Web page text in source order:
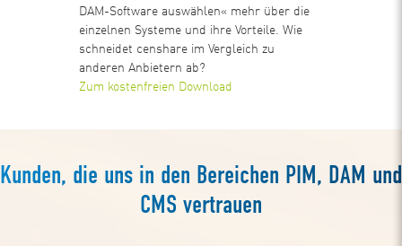
DAM-Software auswählen« mehr über die
einzelnen Systeme und ihre Vorteile. Wie
schneidet censhare im Vergleich zu
anderen Anbietern ab?
Zum kostenfreien Download
Kunden, die uns in den Bereichen PIM, DAM und
CMS vertrauen